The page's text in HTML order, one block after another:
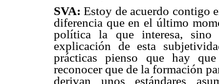
SVA: Estoy de acuerdo contigo
diferencia que en el último
política la que interesa,
explicación de esta
prácticas pienso que hay
reconocer que de la formación
derivan unos estándares